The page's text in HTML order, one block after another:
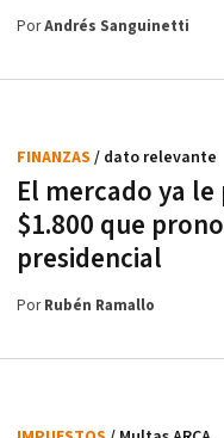
PorAndrés Sanguinetti
El mercado ya
$1.800 que
presidencial
FINANZAS / dato relevante
PorRubén Ramallo